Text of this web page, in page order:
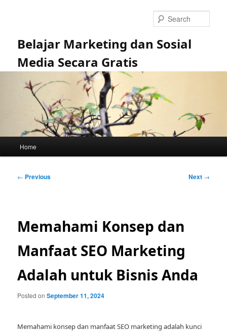
Belajar Marketing dan Sosial
Media Secara Gratis
Home
Post
← Previous Next →
Memahami Konsep dan
Manfaat SEO Marketing
Adalah untuk Bisnis Anda
Posted onSeptember 11, 2024
Memahami konsep dan manfaat SEO marketing adalah kunci